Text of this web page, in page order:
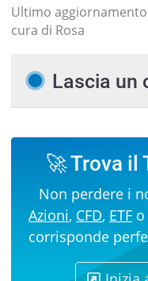
Ultimo
cura di Rosa
Lascia un
🚀 Trova il
Non perdere i
Azioni, CFD, ETF o
corrisponde